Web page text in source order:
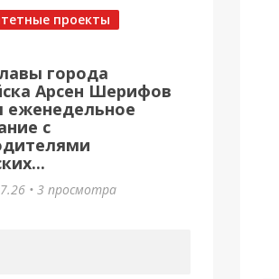
города
Арсен Шерифов
еженедельное
с
проекты
• 3 просмотра